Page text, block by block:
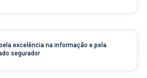
excelência na informação e pela
segurador